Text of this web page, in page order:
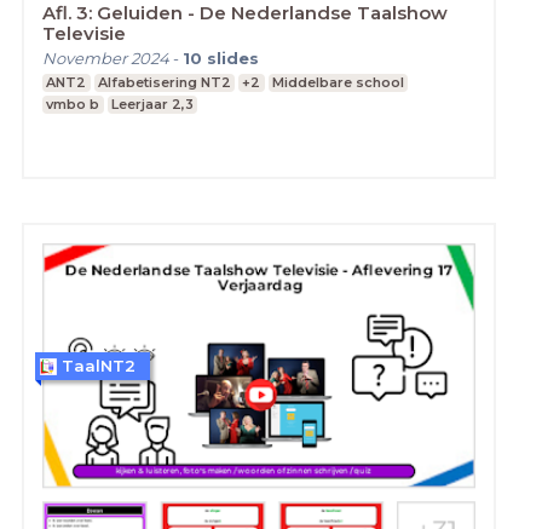
Afl. 3: Geluiden - De Nederlandse Taalshow
Televisie
November 2024- 10 slides
ANT2 Alfabetisering NT2 +2
Middelbare school
vmbo b
Leerjaar 2,3
TaalNT2